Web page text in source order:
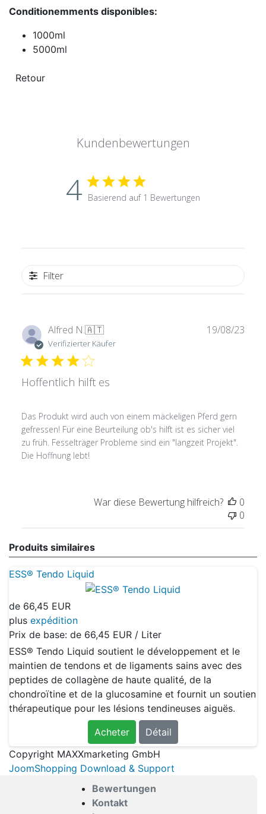
Conditionemments disponibles:
1000ml
5000ml
Kundenbewertungen
4 Basierend auf 1 Bewertungen
Filter
Alfred N.🇦🇹
Verifizierter Käufer
Hoffentlich hilft es
Das Produkt wird auch von einem mäckeligen Pferd gern
gefressen! Für eine Beurteilung ob's hilft ist es sicher viel
zu früh. Fesselträger Probleme sind ein "langzeit Projekt".
Die Hoffnung lebt!
19/08/23
War diese Bewertung hilfreich?
0
0
Produits similaires
ESS® Tendo Liquid
de 66,45 EUR
plus expédition
Prix de base: de 66,45 EUR / Liter
ESS® Tendo Liquid soutient le développement et le
maintien de tendons et de ligaments sains avec des
peptides de collagène de haute qualité, de la
chondroïtine et de la glucosamine et fournit un soutien
thérapeutique pour les lésions tendineuses aiguës.
Acheter
Détail
Copyright MAXXmarketing GmbH
JoomShopping Download & Support
Bewertungen
Kontakt